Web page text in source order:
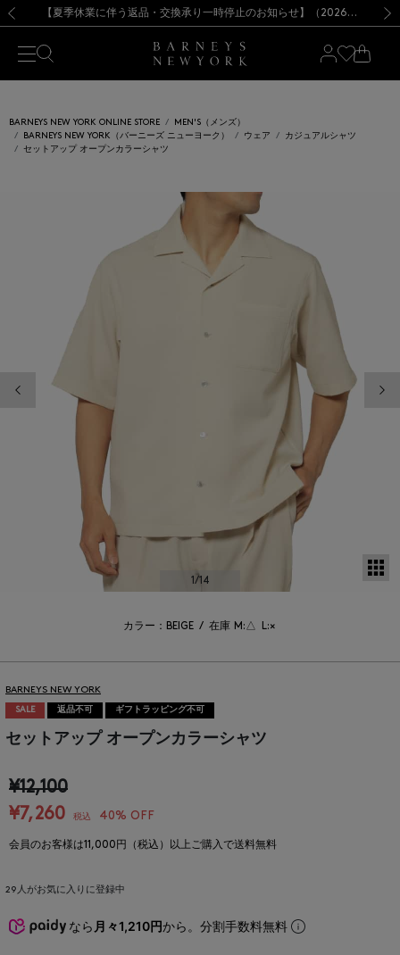
新規登録のお客様も対象！＜MY BARNEYS＞会員のお客様は11,000円（税込）以上のお買上げで常時送料無料！お買い物の際は会員登録を！
【夏季休業に伴う出荷一時停止のお知らせ】(2026.8.7) 【オンラインストア カスタマーセンター夏季休業に関するお知らせ】（2026.8.7）【夏季休業に伴う返品・交換承り一時停止のお知らせ】（2026.8.5）
熊本県を中心とした地震の影響によるお荷物のお届けについて
【開催中】SUMMER SALEのご案内・ご注意事項 新規登録のお客様も対象！＜MY BARNEYS＞会員のお客様は11,000円（税込）以上のお買上げで常時送料無料！お買い物の際は会員登録を！
【夏季休業に伴う出荷一時停止のお知らせ】(2026.8.7)
BARNEYS NEW YORK ONLINE STORE
MEN'S（メンズ）
BARNEYS NEW YORK（バーニーズ ニューヨーク）
ウェア
カジュアルシャツ
セットアップ オープンカラーシャツ
前の画像
1/14
カラー：BEIGE / 在庫 M:△ L:×
BARNEYS NEW YORK
SALE 返品不可 ギフトラッピング不可
セットアップ オープンカラーシャツ
¥12,100
¥7,260
税込 40% OFF
会員のお客様は11,000円（税込）以上ご購入で送料無料
29 人がお気に入りに登録中
なら 月々1,210円から。分割手数料無料